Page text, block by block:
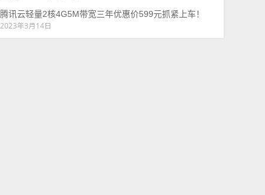
腾讯云轻量2核4G5M带宽三年优惠价599元抓紧上车！
2023年3月14日